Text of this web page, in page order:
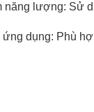
năng lượng: Sử
ứng dụng: Phù